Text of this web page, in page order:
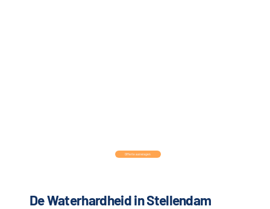
De Waterhardheid in Stellendam
Offerte aanvragen